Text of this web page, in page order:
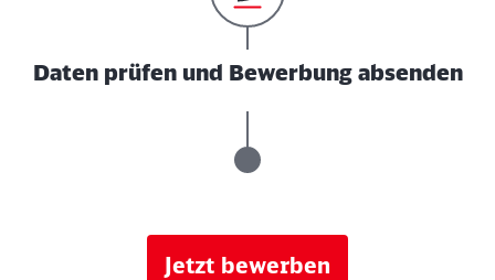
Daten prüfen und Bewerbung absenden
Jetzt bewerben